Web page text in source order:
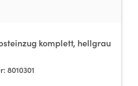
komplett, hellgrau
8010301